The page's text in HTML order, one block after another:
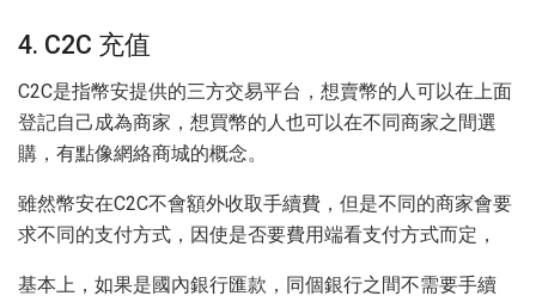
4. C2C 充值
C2C是指幣安提供的三方交易平台，想賣幣的人可以在上面
登記自己成為商家，想買幣的人也可以在不同商家之間選
購，有點像網絡商城的概念。
雖然幣安在C2C不會額外收取手續費，但是不同的商家會要
求不同的支付方式，因使是否要費用端看支付方式而定，
基本上，如果是國內銀行匯款，同個銀行之間不需要手續